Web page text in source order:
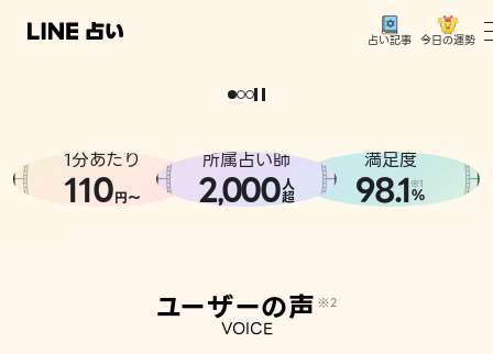
占い記事 今日の運勢
相談事例
どうせなら
。
1分あたり
110円〜
所属占い師
2,000人
超
満足度
98.1※1
%
ユーザーの声 ※2
VOICE